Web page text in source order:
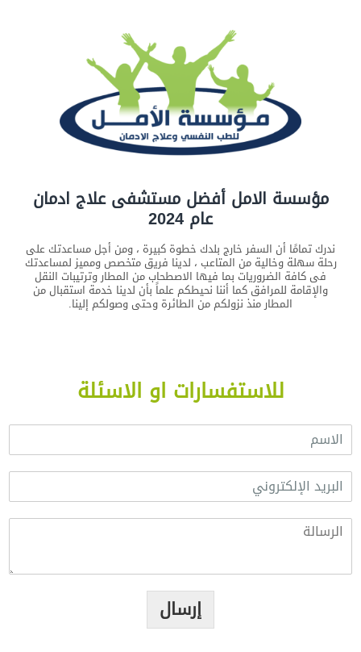
مؤسسة الامل أفضل مستشفى علاج ادمان
عام 2024
ندرك تمامًا أن السفر خارج بلدك خطوة كبيرة ، ومن أجل مساعدتك على
رحلة سهلة وخالية من المتاعب ، لدينا فريق متخصص ومميز لمساعدتك
فى كافة الضروريات بما فيها الاصطحاب من المطار وترتيبات النقل
والإقامة للمرافق كما أننا نحيطكم علماً بأن لدينا خدمة استقبال من
المطار منذ نزولكم من الطائرة وحتى وصولكم إلينا.
للاستفسارات او الاسئلة
ا
ا
س
م
*
ا
ب
ر
ا
ا
س
إرسال